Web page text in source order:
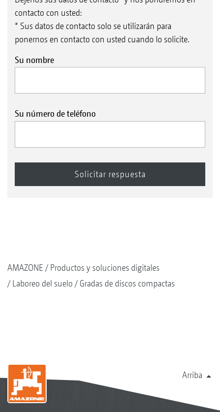
contacto con usted:
* Sus datos de contacto solo se utilizarán para
ponernos en contacto con usted cuando lo solicite.
Su nombre
Su número de teléfono
AMAZONE
Productos y soluciones digitales
Laboreo del suelo
Gradas de discos compactas
Arriba